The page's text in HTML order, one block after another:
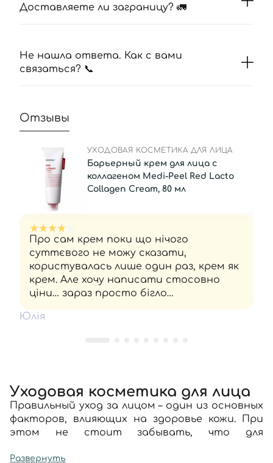
Доставляете ли заграницу? 🚛
Не нашла ответа. Как с вами
связаться? 📞
Отзывы
УХОДОВАЯ КОСМЕТИКА ДЛЯ ЛИЦА
Барьерный крем для лица с
коллагеном Medi-Peel Red Lacto
Collagen Cream, 80 мл
Про сам крем поки що нічого
суттєвого не можу сказати,
користувалась лише один раз, крем як
крем. Але хочу написати стосовно
ціни… зараз просто бігло
інших подібних сайтах 645 - 690 грн, а
уважніше відслідковувати
актуальність цін. Як би я помітила це
раніше, я б тут не замовляла саме цей
продукт.
Юлія
Уходовая косметика для лица
Правильный уход за лицом – один из основных
факторов, влияющих на здоровье кожи. При
этом не стоит забывать, что для
проблем важно использовать не только
Развернуть